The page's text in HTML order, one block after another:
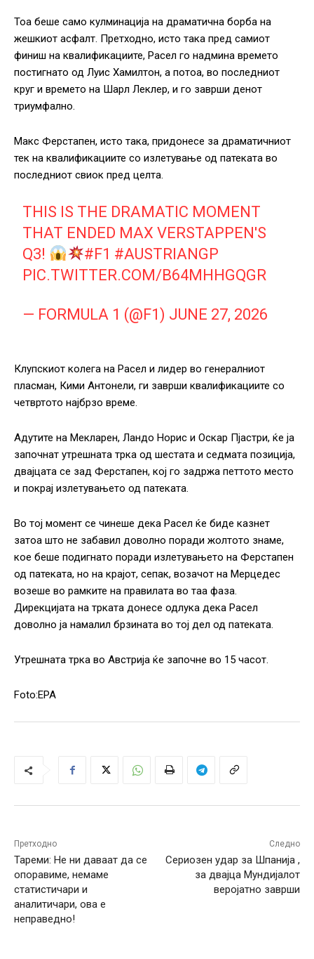
Тоа беше само кулминација на драматична борба на
жешкиот асфалт. Претходно, исто така пред самиот
финиш на квалификациите, Расел го надмина времето
постигнато од Луис Хамилтон, а потоа, во последниот
круг и времето на Шарл Леклер, и го заврши денот
триумфално.
Макс Ферстапен, исто така, придонесе за драматичниот
тек на квалификациите со излетување од патеката во
последниот свиок пред целта.
THIS IS THE DRAMATIC MOMENT
THAT ENDED MAX VERSTAPPEN'S
Q3!
#F1 #AUSTRIANGP
PIC.TWITTER.COM/B64MHHGQGR
— FORMULA 1 (@F1) JUNE 27, 2026
Клупскиот колега на Расел и лидер во генералниот
пласман, Кими Антонели, ги заврши квалификациите со
четвртото најбрзо време.
Адутите на Мекларен, Ландо Норис и Оскар Пјастри, ќе ја
започнат утрешната трка од шестата и седмата позиција,
двајцата се зад Ферстапен, кој го задржа петтото место
и покрај излетувањето од патеката.
Во тој момент се чинеше дека Расел ќе биде казнет
затоа што не забавил доволно поради жолтото знаме,
кое беше подигнато поради излетувањето на Ферстапен
од патеката, но на крајот, сепак, возачот на Мерцедес
возеше во рамките на правилата во таа фаза.
Дирекцијата на трката донесе одлука дека Расел
доволно ја намалил брзината во тој дел од патеката.
Утрешната трка во Австрија ќе започне во 15 часот.
Foto:EPA
Претходно
Тареми: Не ни даваат да се
опоравиме, немаме
статистичари и
аналитичари, ова е
неправедно!
Следно
Сериозен удар за Шпанија ,
за двајца Мундијалот
веројатно заврши